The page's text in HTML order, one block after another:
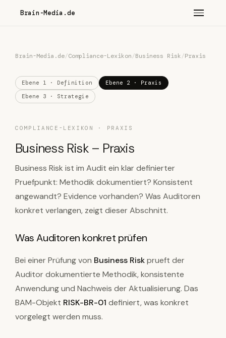
Brain-Media.de
Brain-Media.de/Compliance-Lexikon/Business Risk/Praxis
Ebene 1 · Definition
Ebene 2 · Praxis
Ebene 3 · Strategie
COMPLIANCE-LEXIKON · PRAXIS
Business Risk – Praxis
Business Risk ist im Audit ein klar definierter
Pruefpunkt: Methodik dokumentiert? Konsistent
angewandt? Evidence vorhanden? Was Auditoren
konkret verlangen, zeigt dieser Abschnitt.
Was Auditoren konkret prüfen
Bei einer Prüfung von Business Riskprueft der
Auditor dokumentierte Methodik, konsistente
Anwendung und Nachweis der Aktualisierung. Das
BAM-Objekt RISK-BR-01 definiert, was konkret
vorgelegt werden muss.